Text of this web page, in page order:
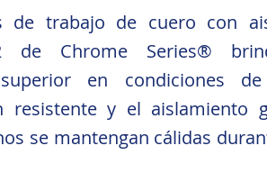
de trabajo de cuero con
de Chrome Series®
en condiciones
resistente y el aislamiento
se mantengan cálidas